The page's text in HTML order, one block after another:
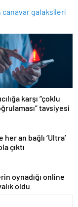
karşı “çoklu
tavsiyesi
an bağlı ‘Ultra’
çıktı
oynadığı online
oldu